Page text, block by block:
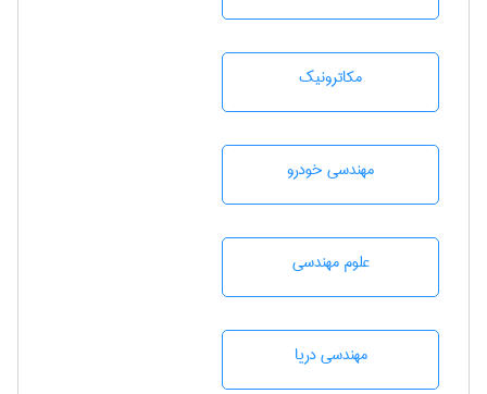
مکاترونیک
مهندسی خودرو
علوم مهندسی
مهندسی دریا